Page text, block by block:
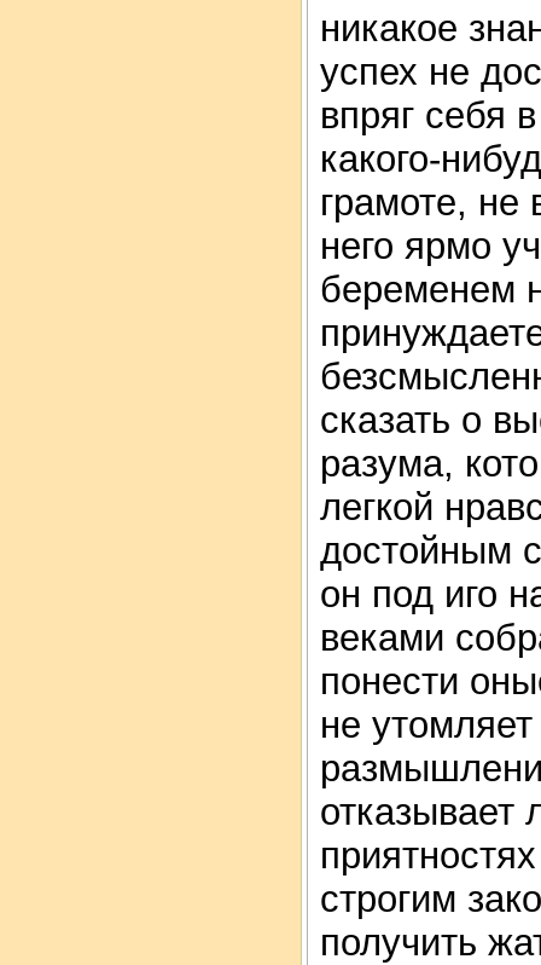
никакое
успех не
впряг себя
какого-
грамоте, не
него ярмо
беременем
сказать о
разума,
легкой
достойным
он под иго
веками
понести
не
отказывает
строгим
получить